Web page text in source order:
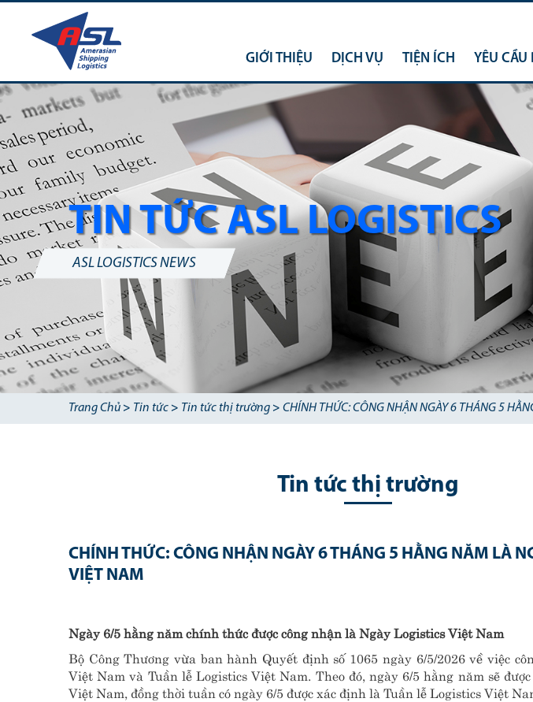
GIỚI THIỆU DỊCH VỤ TIỆN ÍCH YÊU CẦU
TIN TỨC ASL LOGISTICS
ASL LOGISTICS NEWS
Trang Chủ > Tin tức > Tin tức thị trường > CHÍNH THỨC: CÔNG NHẬN NGÀY 6 THÁNG 5
Tin tức thị trường
CHÍNH THỨC: CÔNG NHẬN NGÀY 6 THÁNG 5 HẰNG NĂM LÀ
VIỆT NAM
Ngày 6/5 hằng năm chính thức được công nhận là Ngày Logistics Việt Nam
Bộ Công Thương vừa ban hành Quyết định số 1065 ngày 6/5/2026 về việc
Việt Nam và Tuần lễ Logistics Việt Nam. Theo đó, ngày 6/5 hằng năm sẽ
Việt Nam, đồng thời tuần có ngày 6/5 được xác định là Tuần lễ Logistics Việt